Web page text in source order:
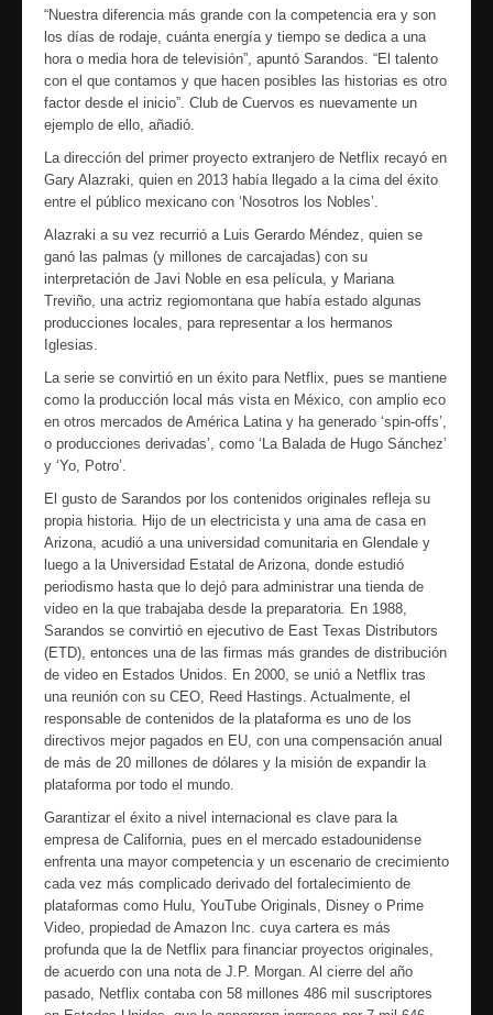
“Nuestra diferencia más grande con la competencia era y son
los días de rodaje, cuánta energía y tiempo se dedica a una
hora o media hora de televisión”, apuntó Sarandos. “El talento
con el que contamos y que hacen posibles las historias es otro
factor desde el inicio”. Club de Cuervos es nuevamente un
ejemplo de ello, añadió.
La dirección del primer proyecto extranjero de Netflix recayó en
Gary Alazraki, quien en 2013 había llegado a la cima del éxito
entre el público mexicano con ‘Nosotros los Nobles’.
Alazraki a su vez recurrió a Luis Gerardo Méndez, quien se
ganó las palmas (y millones de carcajadas) con su
interpretación de Javi Noble en esa película, y Mariana
Treviño, una actriz regiomontana que había estado algunas
producciones locales, para representar a los hermanos
Iglesias.
La serie se convirtió en un éxito para Netflix, pues se mantiene
como la producción local más vista en México, con amplio eco
en otros mercados de América Latina y ha generado ‘spin-offs’,
o producciones derivadas’, como ‘La Balada de Hugo Sánchez’
y ‘Yo, Potro’.
El gusto de Sarandos por los contenidos originales refleja su
propia historia. Hijo de un electricista y una ama de casa en
Arizona, acudió a una universidad comunitaria en Glendale y
luego a la Universidad Estatal de Arizona, donde estudió
periodismo hasta que lo dejó para administrar una tienda de
video en la que trabajaba desde la preparatoria. En 1988,
Sarandos se convirtió en ejecutivo de East Texas Distributors
(ETD), entonces una de las firmas más grandes de distribución
de video en Estados Unidos. En 2000, se unió a Netflix tras
una reunión con su CEO, Reed Hastings. Actualmente, el
responsable de contenidos de la plataforma es uno de los
directivos mejor pagados en EU, con una compensación anual
de más de 20 millones de dólares y la misión de expandir la
plataforma por todo el mundo.
Garantizar el éxito a nivel internacional es clave para la
empresa de California, pues en el mercado estadounidense
enfrenta una mayor competencia y un escenario de crecimiento
cada vez más complicado derivado del fortalecimiento de
plataformas como Hulu, YouTube Originals, Disney o Prime
Video, propiedad de Amazon Inc. cuya cartera es más
profunda que la de Netflix para financiar proyectos originales,
de acuerdo con una nota de J.P. Morgan. Al cierre del año
pasado, Netflix contaba con 58 millones 486 mil suscriptores